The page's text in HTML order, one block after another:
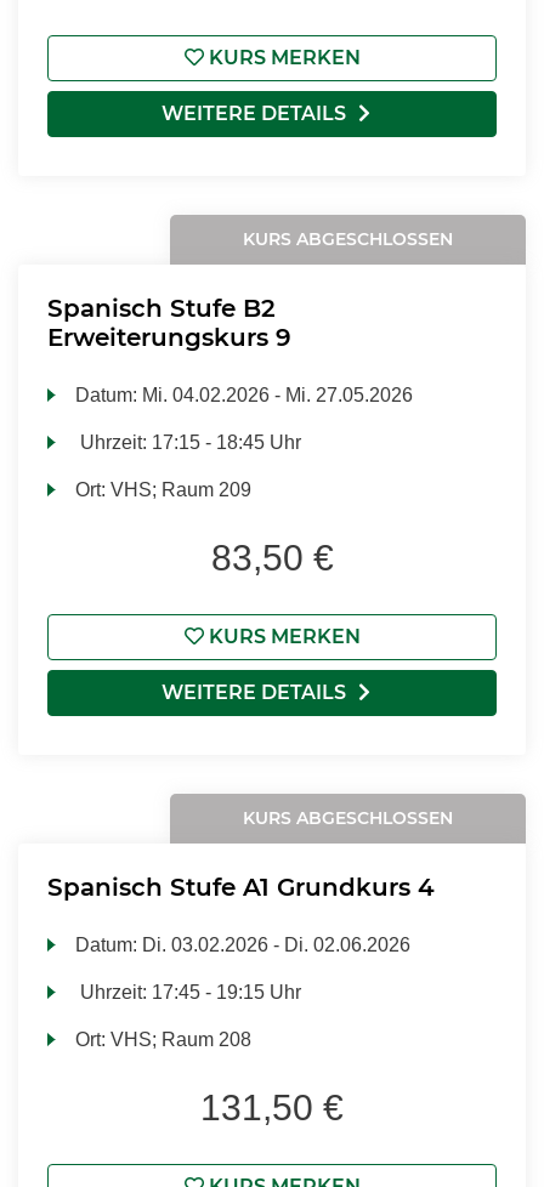
KURS MERKEN
WEITERE DETAILS
KURS ABGESCHLOSSEN
Spanisch Stufe B2
Erweiterungskurs 9
Datum: Mi. 04.02.2026 - Mi. 27.05.2026
Uhrzeit: 17:15 - 18:45 Uhr
Ort:VHS; Raum 209
83,50 €
KURS MERKEN
WEITERE DETAILS
KURS ABGESCHLOSSEN
Spanisch Stufe A1 Grundkurs 4
Datum: Di. 03.02.2026 - Di. 02.06.2026
Uhrzeit: 17:45 - 19:15 Uhr
Ort:VHS; Raum 208
131,50 €